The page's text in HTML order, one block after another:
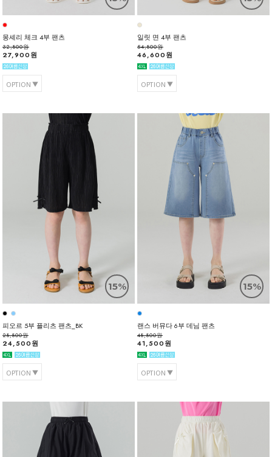
몽셰리 체크 4부 팬츠
32,800원
27,900원
OPTION
일릿 면 4부 팬츠
54,800원
46,600원
OPTION
15%
피오르 5부 플리츠 팬츠_BK
28,800원
24,500원
OPTION
15%
랜스 버뮤다 6부 데님 팬츠
48,800원
41,500원
OPTION